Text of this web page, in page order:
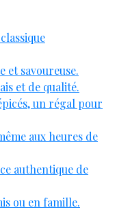
savoureuse.
et de qualité.
un régal pour
aux heures de
authentique de
ou en famille.